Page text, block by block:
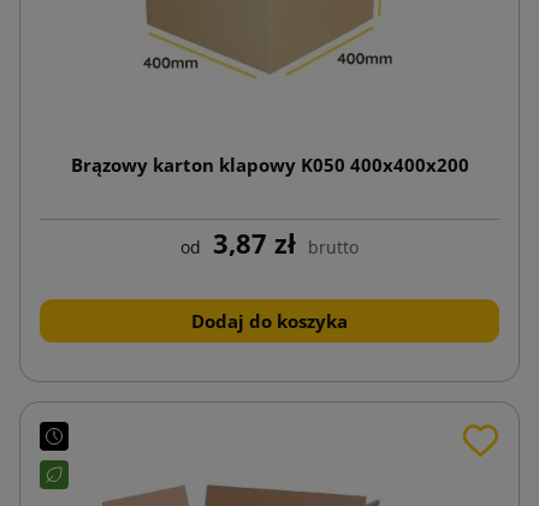
Brązowy karton klapowy K050 400x400x200
od 3,87 zł brutto
Dodaj do koszyka